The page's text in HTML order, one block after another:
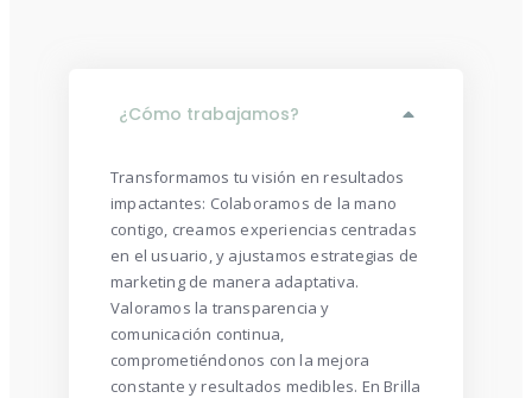
¿Cómo trabajamos?
Transformamos tu visión en resultados
impactantes: Colaboramos de la mano
contigo, creamos experiencias centradas
en el usuario, y ajustamos estrategias de
marketing de manera adaptativa.
Valoramos la transparencia y
comunicación continua,
comprometiéndonos con la mejora
constante y resultados medibles. En Brilla